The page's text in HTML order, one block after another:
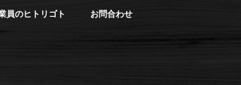
員のヒトリゴト お問合わせ